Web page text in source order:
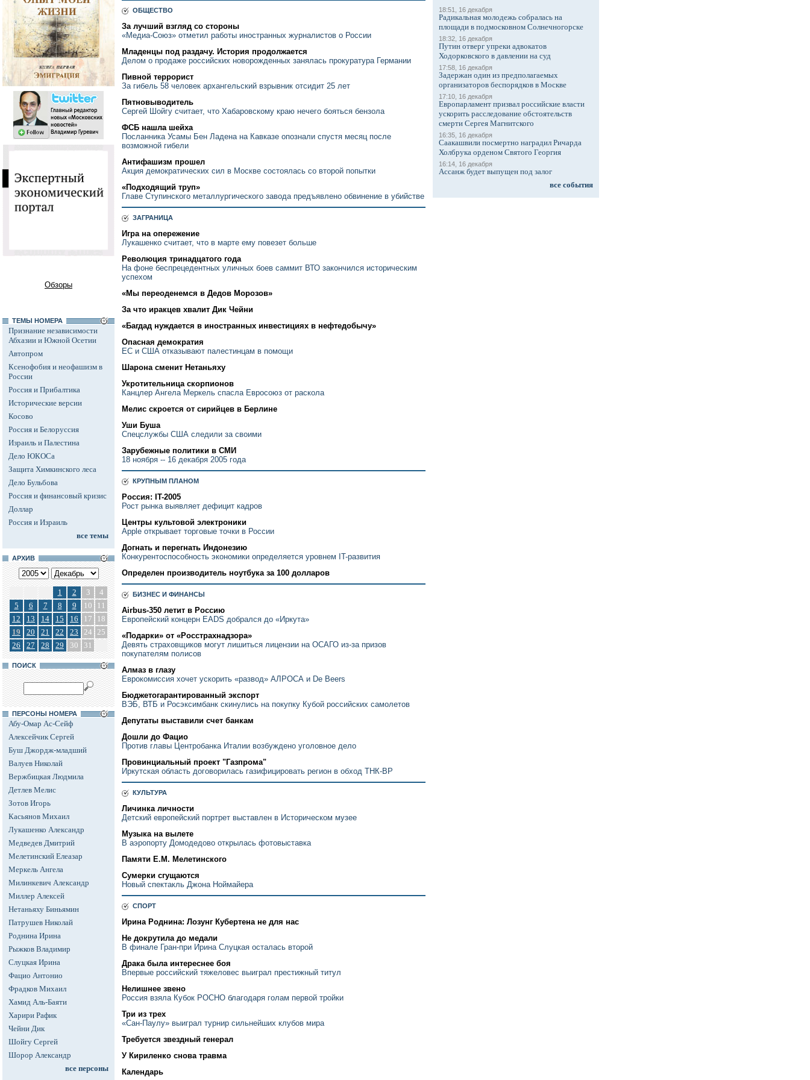
Обзоры
ТЕМЫ НОМЕРА
Признание независимости
Абхазии и Южной Осетии
Автопром
Ксенофобия и неофашизм в
России
Россия и Прибалтика
Исторические версии
Косово
Россия и Белоруссия
Израиль и Палестина
Дело ЮКОСа
Защита Химкинского леса
Дело Бульбова
Россия и финансовый кризис
Доллар
Россия и Израиль
все темы
АРХИВ
1 2 3
4
5
6 7 8 9 10
11
12
13 14 15 16 17
18
19
20 21 22 23 24 25
26
27 28 29 30 31
ПОИСК
ПЕРСОНЫ НОМЕРА
Абу-Омар Ас-Сейф
Алексейчик Сергей
Буш Джордж-младший
Валуев Николай
Вержбицкая Людмила
Детлев Мелис
Зотов Игорь
Касьянов Михаил
Лукашенко Александр
Медведев Дмитрий
Мелетинский Елеазар
Меркель Ангела
Милинкевич Александр
Миллер Алексей
Нетаньяху Биньямин
Патрушев Николай
Роднина Ирина
Рыжков Владимир
Слуцкая Ирина
Фацио Антонио
Фрадков Михаил
Хамид Аль-Баяти
Харири Рафик
Чейни Дик
Шойгу Сергей
Шорор Александр
все персоны
ОБЩЕСТВО
За лучший взгляд со стороны
«Медиа-Союз» отметил работы иностранных журналистов о России
Младенцы под раздачу. История продолжается
Делом о продаже российских новорожденных занялась прокуратура Германии
Пивной террорист
За гибель 58 человек архангельский взрывник отсидит 25 лет
Пятновыводитель
Сергей Шойгу считает, что Хабаровскому краю нечего бояться бензола
ФСБ нашла шейха
Посланника Усамы Бен Ладена на Кавказе опознали спустя месяц после
возможной гибели
Антифашизм прошел
Акция демократических сил в Москве состоялась со второй попытки
«Подходящий труп»
Главе Ступинского металлургического завода предъявлено обвинение в убийстве
ЗАГРАНИЦА
Игра на опережение
Лукашенко считает, что в марте ему повезет больше
Революция тринадцатого года
На фоне беспрецедентных уличных боев саммит ВТО закончился историческим
успехом
«Мы переоденемся в Дедов Морозов»
За что иракцев хвалит Дик Чейни
«Багдад нуждается в иностранных инвестициях в нефтедобычу»
Опасная демократия
ЕС и США отказывают палестинцам в помощи
Шарона сменит Нетаньяху
Укротительница скорпионов
Канцлер Ангела Меркель спасла Евросоюз от раскола
Мелис скроется от сирийцев в Берлине
Уши Буша
Спецслужбы США следили за своими
Зарубежные политики в СМИ
18 ноября -- 16 декабря 2005 года
КРУПНЫМ ПЛАНОМ
Россия: IT-2005
Рост рынка выявляет дефицит кадров
Центры культовой электроники
Apple открывает торговые точки в России
Догнать и перегнать Индонезию
Конкурентоспособность экономики определяется уровнем IT-развития
Определен производитель ноутбука за 100 долларов
БИЗНЕС И ФИНАНСЫ
Аirbus-350 летит в Россию
Европейский концерн EADS добрался до «Иркута»
«Подарки» от «Росстрахнадзора»
Девять страховщиков могут лишиться лицензии на ОСАГО из-за призов
покупателям полисов
Алмаз в глазу
Еврокомиссия хочет ускорить «развод» АЛРОСА и De Beers
Бюджетогарантированный экспорт
ВЭБ, ВТБ и Росэксимбанк скинулись на покупку Кубой российских самолетов
Депутаты выставили счет банкам
Дошли до Фацио
Против главы Центробанка Италии возбуждено уголовное дело
Провинциальный проект "Газпрома"
Иркутская область договорилась газифицировать регион в обход ТНК-ВР
КУЛЬТУРА
Личинка личности
Детский европейский портрет выставлен в Историческом музее
Музыка на вылете
В аэропорту Домодедово открылась фотовыставка
Памяти Е.М. Мелетинского
Сумерки сгущаются
Новый спектакль Джона Ноймайера
СПОРТ
Ирина Роднина: Лозунг Кубертена не для нас
Не докрутила до медали
В финале Гран-при Ирина Слуцкая осталась второй
Драка была интереснее боя
Впервые российский тяжеловес выиграл престижный титул
Нелишнее звено
Россия взяла Кубок РОСНО благодаря голам первой тройки
Три из трех
«Сан-Паулу» выиграл турнир сильнейших клубов мира
Требуется звездный генерал
У Кириленко снова травма
Календарь
18:51, 16 декабря
Радикальная молодежь собралась на
площади в подмосковном Солнечногорске
18:32, 16 декабря
Путин отверг упреки адвокатов
Ходорковского в давлении на суд
17:58, 16 декабря
Задержан один из предполагаемых
организаторов беспорядков в Москве
17:10, 16 декабря
Европарламент призвал российские власти
ускорить расследование обстоятельств
смерти Сергея Магнитского
16:35, 16 декабря
Саакашвили посмертно наградил Ричарда
Холбрука орденом Святого Георгия
16:14, 16 декабря
Ассанж будет выпущен под залог
все события